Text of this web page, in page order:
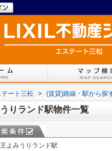
ート三松 > (賃貸)路線・駅から探
りランド駅物件一覧
よみうりランド駅